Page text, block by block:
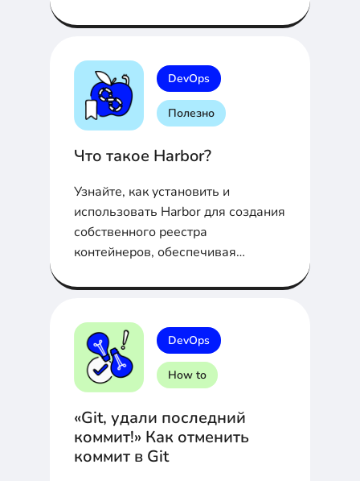
DevOps
Полезно
Что такое Harbor?
Узнайте, как установить и
использовать Harbor для создания
собственного реестра
контейнеров, обеспечивая
гибкость.
DevOps
How to
«Git, удали последний
коммит!» Как отменить
коммит в Git